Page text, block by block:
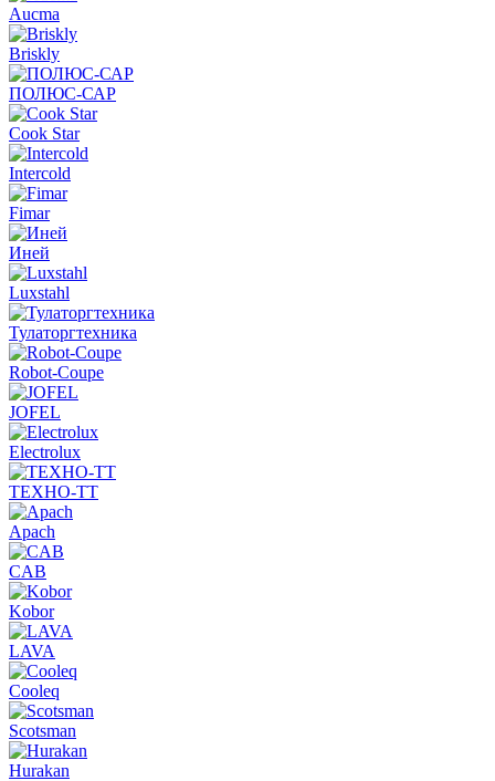
Aucma
Briskly
ПОЛЮС-САР
Cook Star
Intercold
Fimar
Иней
Luxstahl
Тулаторгтехника
Robot-Coupe
JOFEL
Electrolux
ТЕХНО-ТТ
Apach
CAB
Kobor
LAVA
Cooleq
Scotsman
Hurakan